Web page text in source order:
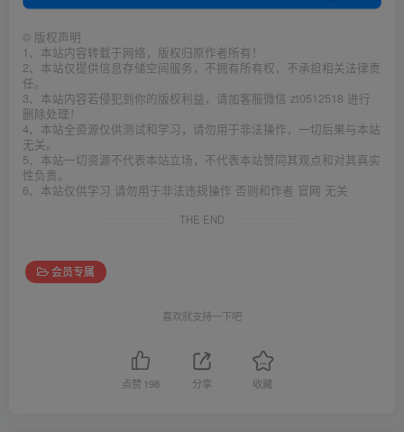
© 版权声明
1、本站内容转载于网络，版权归原作者所有！
2、本站仅提供信息存储空间服务，不拥有所有权，不承担相关法律责
任。
3、本站内容若侵犯到你的版权利益，请加客服微信 zt0512518 进行
删除处理！
4、本站全资源仅供测试和学习，请勿用于非法操作，一切后果与本站
无关。
5、本站一切资源不代表本站立场，不代表本站赞同其观点和对其真实
性负责。
6、本站仅供学习 请勿用于非法违规操作 否则和作者 官网 无关
THE END
会员专属
喜欢就支持一下吧
点赞 198 分享 收藏